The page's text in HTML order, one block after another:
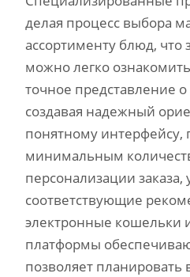
делая процесс выбора
ассортименту блюд‚
можно легко
точное представление о
создавая надежный
понятному
минимальным
персонализации
соответствующие
электронные кошельки
платформы
позволяет